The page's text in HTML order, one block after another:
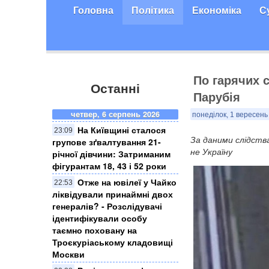
Головна Політика Економіка
Останні
четвер, 6 серпень 2026
23:09
На Київщині сталося
групове зґвалтування 21-
річної дівчини: Затриманим
фігурантам 18, 43 і 52 роки
22:53
Отже на ювілеї у Чайко
ліквідували принаймні двох
генералів? - Розслідувачі
ідентифікували особу
таємно поховану на
Троєкуріаському кладовищі
Москви
По гарячих
Парубія
понеділок, 1
За даними
не Україну